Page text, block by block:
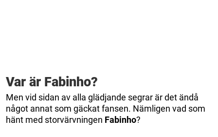
Var är Fabinho?
Men vid sidan av alla glädjande segrar är det ändå
något annat som gäckat fansen. Nämligen vad som
hänt med storvärvningen Fabinho?